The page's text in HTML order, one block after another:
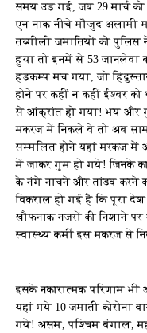
समय उड़ गई, जब 29 मार्च को
एन नाक नीचे मौजुद अलामी
तब्गीली जमातियों को
हुया तो इनमें से 53 जानलेवा
हड़कम्प मच गया, जो
होने पर कहीं न कहीं ईश्वर
से आंक्रांत हो गया! भय और
मकरज में निकले वे तो अब
सम्मलित होने यहां मरकज में
में जाकर गुम हो गये! जिनके
के नंगे नाचने और तांडव करने
विकराल हो गई है कि पूरा
खौफनाक नजरों की निशाने
स्वास्थ्य कर्मी इस मकरज से
इसके नकारात्मक परिणाम
यहां गये 10 जमाती कोरोना
गये! असम, पश्चिम बंगाल,